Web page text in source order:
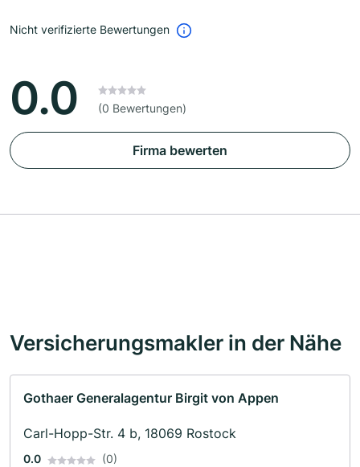
Nicht verifizierte Bewertungen
0.0 (0 Bewertungen)
Firma bewerten
Versicherungsmakler in der Nähe
Gothaer Generalagentur Birgit von Appen
Carl-Hopp-Str. 4 b, 18069 Rostock
0.0 (0)